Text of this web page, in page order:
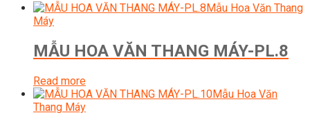
Mẫu Hoa Văn Thang
Máy
MẪU HOA VĂN THANG MÁY-PL.8
Read more
Mẫu Hoa Văn
Thang Máy